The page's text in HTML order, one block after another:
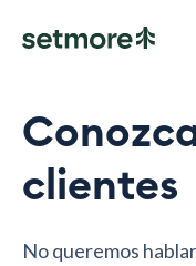
clientes
No queremos